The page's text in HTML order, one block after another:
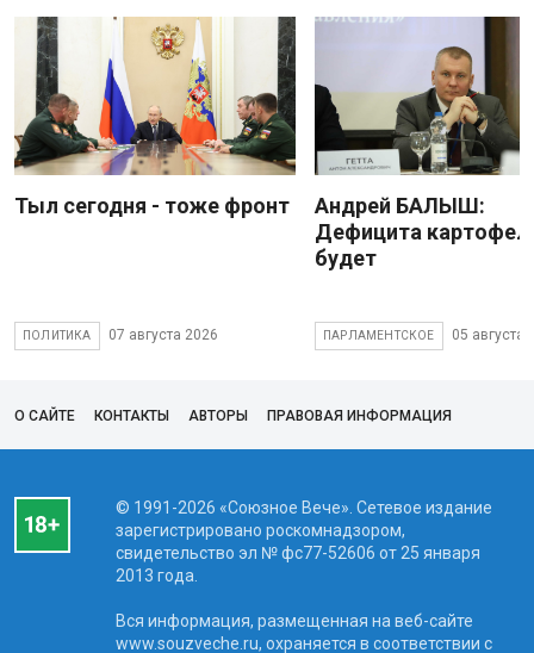
Тыл сегодня - тоже фронт
ПОЛИТИКА 07 августа 2026
Андрей БАЛЫШ:
Дефицита
будет
ПАРЛАМЕНТСКОЕ 05 августа
О САЙТЕ КОНТАКТЫ АВТОРЫ ПРАВОВАЯ ИНФОРМАЦИЯ
© 1991-2026 «Союзное Вече». Сетевое издание
зарегистрировано роскомнадзором,
свидетельство эл № фc77-52606 от 25 января
2013 года.
Вся информация, размещенная на веб-сайте
www.souzveche.ru, охраняется в соответствии с